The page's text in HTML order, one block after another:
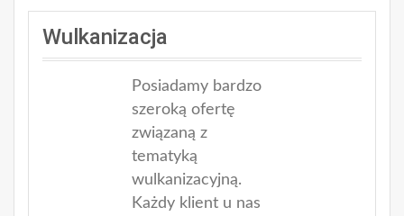
Wulkanizacja
Posiadamy bardzo
szeroką ofertę
związaną z
tematyką
wulkanizacyjną.
Każdy klient u nas